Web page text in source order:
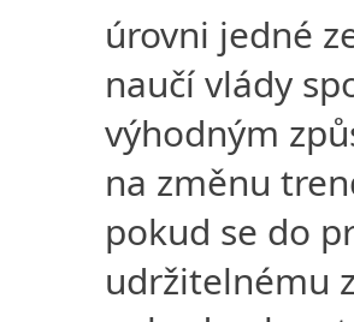
úrovni jedné
naučí vlády
výhodným
na změnu
pokud se do
udržitelnému